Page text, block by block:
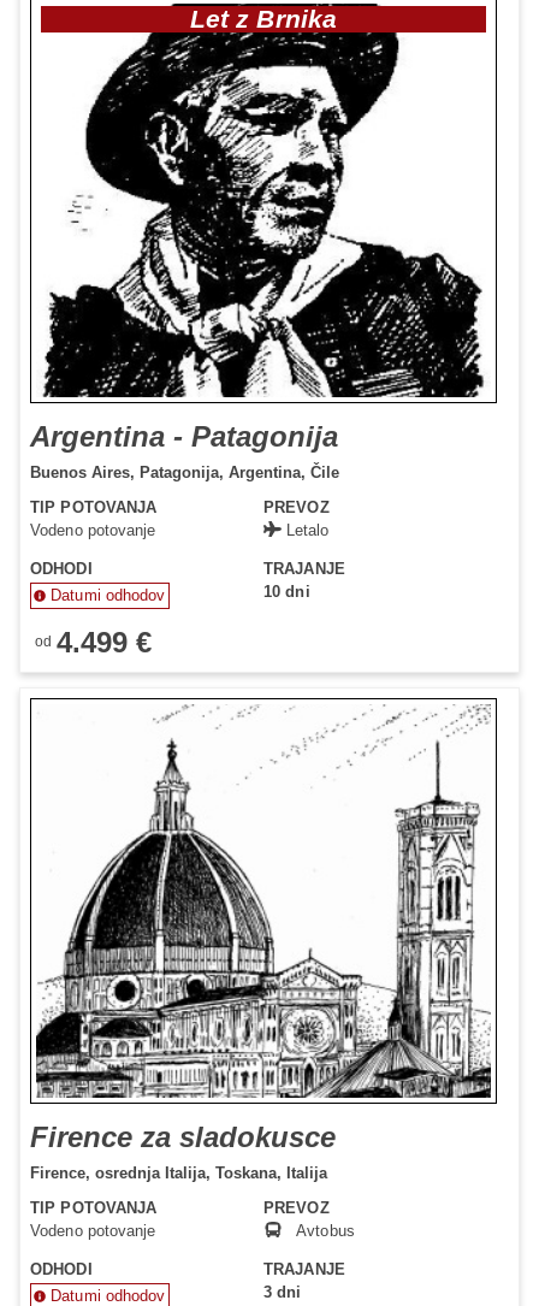
Let z Brnika
Argentina - Patagonija
Buenos Aires, Patagonija, Argentina, Čile
TIP POTOVANJA
Vodeno potovanje
PREVOZ
Letalo
ODHODI
Datumi odhodov
Status je informativen. Lahko se spremeni glede na dinamiko
TRAJANJE
10 dni
od 4.499 €
Firence za sladokusce
Firence, osrednja Italija, Toskana, Italija
TIP POTOVANJA
Vodeno potovanje
PREVOZ
Avtobus
ODHODI
Datumi odhodov
TRAJANJE
3 dni